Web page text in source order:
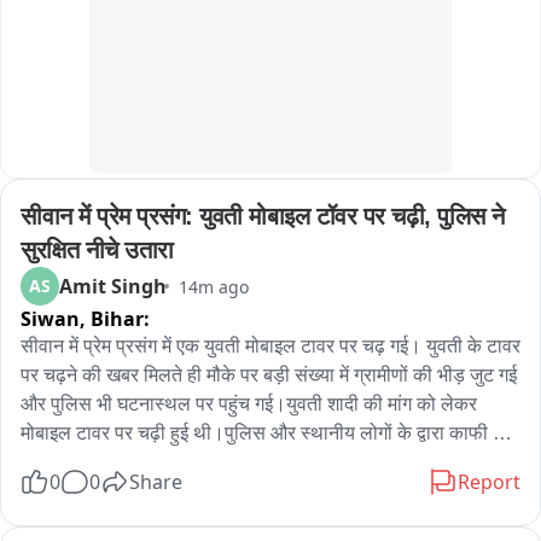
सीवान में प्रेम प्रसंग: युवती मोबाइल टॉवर पर चढ़ी, पुलिस ने
सुरक्षित नीचे उतारा
AS Amit Singh 14m ago
Siwan, Bihar:
सीवान में प्रेम प्रसंग में एक युवती मोबाइल टावर पर चढ़ गई। युवती के टावर
पर चढ़ने की खबर मिलते ही मौके पर बड़ी संख्या में ग्रामीणों की भीड़ जुट गई
और पुलिस भी घटनास्थल पर पहुंच गई।युवती शादी की मांग को लेकर
मोबाइल टावर पर चढ़ी हुई थी।पुलिस और स्थानीय लोगों के द्वारा काफी
के बहादुरपुर पंचायत के बहादुरपुर बाजार का है।बताया जा रहा है कि
0 0 Share Report